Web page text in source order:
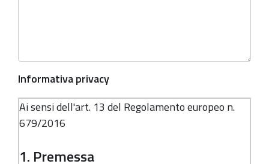
Informativa privacy
Ai sensi dell'art. 13 del Regolamento europeo n.
679/2016
1. Premessa